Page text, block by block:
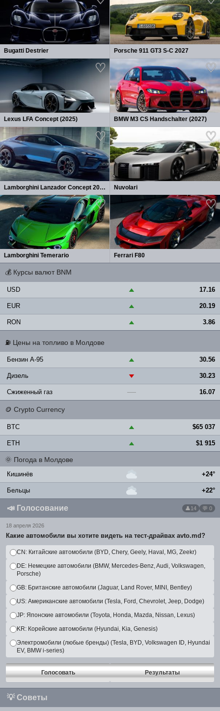
Bugatti Destrier Porsche 911 GT3 S-C 2027
Lexus LFA Concept (2025) BMW M3 CS Handschalter (2027)
Lamborghini Lanzador Concept 2026 Nuvolari
Lamborghini Temerario Ferrari F80
💰 Курсы валют BNM
USD ▲ 17.16
EUR ▲ 20.19
RON ▲ 3.86
⛽ Цены на топливо в Молдове
Бензин A-95 ▲ 30.56
Дизель ▼ 30.23
Сжиженный газ — 16.07
🪙 Crypto Currency
BTC ▲ $65 037
ETH ▲ $1 915
🌞 Погода в Молдове
Кишинёв +24°
Бельцы +22°
📣 Голосование 14 💬 0
18 апреля 2026
Какие автомобили вы хотите видеть на тест-драйвах avto.md?
CN: Китайские автомобили (BYD, Chery, Geely, Haval, MG, Zeekr)
DE: Немецкие автомобили (BMW, Mercedes-Benz, Audi, Volkswagen,
Porsche)
GB: Британские автомобили (Jaguar, Land Rover, MINI, Bentley)
US: Американские автомобили (Tesla, Ford, Chevrolet, Jeep, Dodge)
JP: Японские автомобили (Toyota, Honda, Mazda, Nissan, Lexus)
KR: Корейские автомобили (Hyundai, Kia, Genesis)
Электромобили (любые бренды) (Tesla, BYD, Volkswagen ID, Hyundai
EV, BMW i-series)
Голосовать Результаты
💡 Советы